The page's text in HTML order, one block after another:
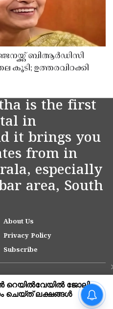
ബിആർഡിസി
ഉത്തരവിറക്കി
is the first
in
it brings you
from in
especially
area, South
About Us
Privacy Policy
Subscribe
ശനിയാഴ്ച
ജാഗ്രത;